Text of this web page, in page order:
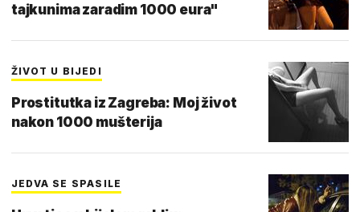
tajkunima zaradim 1000 eura"
ŽIVOT U BIJEDI
Prostitutka iz Zagreba: Moj život
nakon 1000 mušterija
JEDVA SE SPASILE